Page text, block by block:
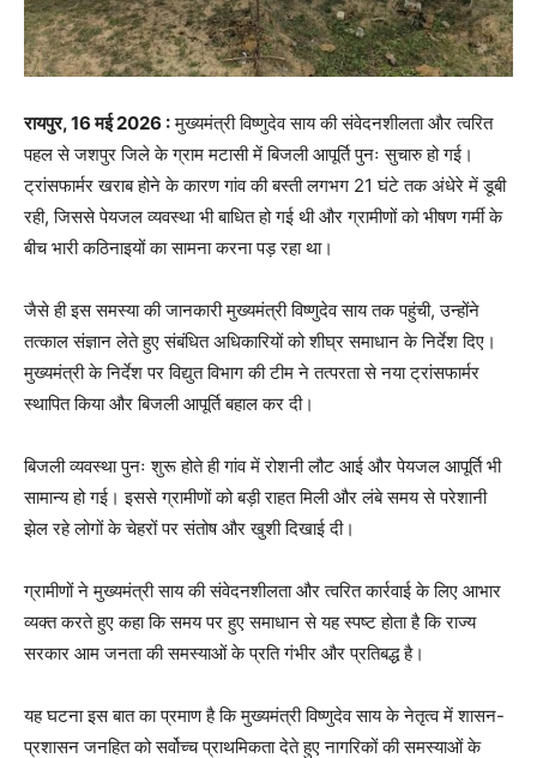
रायपुर, 16 मई 2026 :मुख्यमंत्री विष्णुदेव साय की संवेदनशीलता और त्वरित
पहल से जशपुर जिले के ग्राम मटासी में बिजली आपूर्ति पुनः सुचारु हो गई।
ट्रांसफार्मर खराब होने के कारण गांव की बस्ती लगभग 21 घंटे तक अंधेरे में डूबी
रही, जिससे पेयजल व्यवस्था भी बाधित हो गई थी और ग्रामीणों को भीषण गर्मी के
बीच भारी कठिनाइयों का सामना करना पड़ रहा था।
जैसे ही इस समस्या की जानकारी मुख्यमंत्री विष्णुदेव साय तक पहुंची, उन्होंने
तत्काल संज्ञान लेते हुए संबंधित अधिकारियों को शीघ्र समाधान के निर्देश दिए।
मुख्यमंत्री के निर्देश पर विद्युत विभाग की टीम ने तत्परता से नया ट्रांसफार्मर
स्थापित किया और बिजली आपूर्ति बहाल कर दी।
बिजली व्यवस्था पुनः शुरू होते ही गांव में रोशनी लौट आई और पेयजल आपूर्ति भी
सामान्य हो गई। इससे ग्रामीणों को बड़ी राहत मिली और लंबे समय से परेशानी
झेल रहे लोगों के चेहरों पर संतोष और खुशी दिखाई दी।
ग्रामीणों ने मुख्यमंत्री साय की संवेदनशीलता और त्वरित कार्रवाई के लिए आभार
व्यक्त करते हुए कहा कि समय पर हुए समाधान से यह स्पष्ट होता है कि राज्य
सरकार आम जनता की समस्याओं के प्रति गंभीर और प्रतिबद्ध है।
यह घटना इस बात का प्रमाण है कि मुख्यमंत्री विष्णुदेव साय के नेतृत्व में शासन-
प्रशासन जनहित को सर्वोच्च प्राथमिकता देते हुए नागरिकों की समस्याओं के